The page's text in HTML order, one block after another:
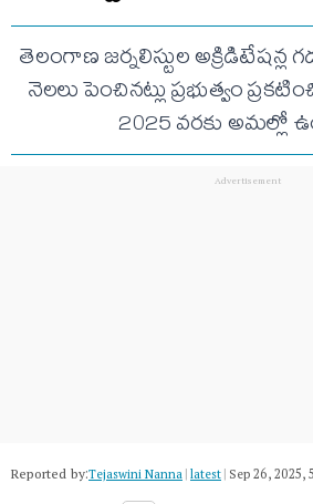
తెలంగాణ జర్నలిస్టుల అక్రిడిటేషన్ల
నెలలు పెంచినట్లు ప్రభుత్వం
2025 వరకు అమల్లో
Reported by:Tejaswini Nanna|latest|Sep 26, 2025,